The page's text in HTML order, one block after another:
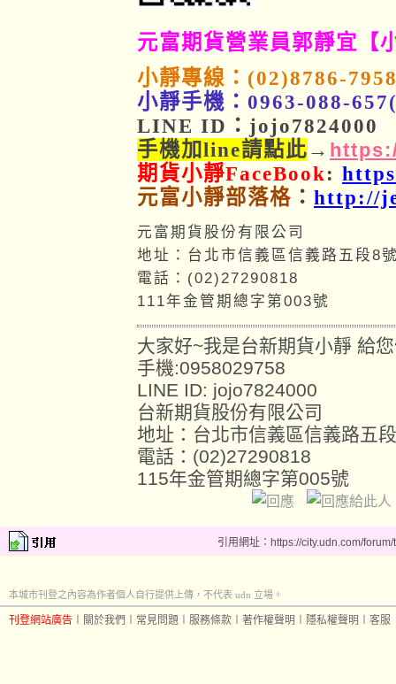
元富期貨營業員郭靜宜【
小靜專線：(02)8786-
小靜手機：0963-088-
LINE ID：jojo7824000
手機加line請點此→
期貨小靜FaceBook:
元富小靜部落格 ： http://
元富期貨股份有限公司
地址：台北市信義區信義路五段8
電話：(02)27290818
111年金管期總字第003號
大家好~我是台新期貨小靜 給
手機:0958029758
LINE ID: jojo7824000
台新期貨股份有限公司
地址：台北市信義區信義路五
電話：(02)27290818
115年金管期總字第005號
引用網址：https://city.udn.com/
本城市刊登之內容為作者個人自行提供上傳，不代表 udn 立場。
刊登網站廣告 關於我們 常見問題 服務條款 著作權聲明 隱私權聲明 客服